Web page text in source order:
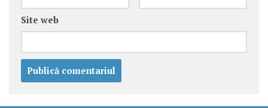
Site web